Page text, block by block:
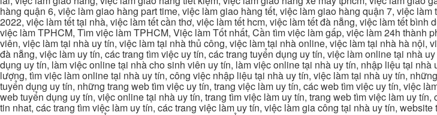
hàng quận 6, việc làm giao hàng part time, việc làm giao hàng tết, việc làm giao hàng quận 7, việc
2022, việc làm tết tại nhà, việc làm tết cần thơ, việc làm tết hcm, việc làm tết đà nẵng, việc làm tết
việc làm TPHCM, Tìm việc làm TPHCM, Việc làm Tốt nhất, Cần tìm việc làm gấp, việc làm 24h thành
viên, việc làm tại nhà uy tín, việc làm tại nhà thủ công, việc làm tại nhà online, việc làm tại nhà hà
đà nẵng, việc làm uy tín, các trang tìm việc uy tín, các trang tuyển dụng uy tín, việc làm online tại nhà
dụng uy tín, làm việc online tại nhà cho sinh viên uy tín, làm việc online tại nhà uy tín, nhập liệu tại
lượng, tìm việc làm online tại nhà uy tín, công việc nhập liệu tại nhà uy tín, việc làm tại nhà uy tín,
tuyển dụng uy tín, những trang web tìm việc uy tín, trang việc làm uy tín, các web tìm việc uy tín, việc
web tuyển dụng uy tín, việc online tại nhà uy tín, trang tìm việc làm uy tín, trang web tìm việc làm uy
tin nhat, các trang tìm việc làm uy tín, các trang việc làm uy tín, việc làm gia công tại nhà uy tín,